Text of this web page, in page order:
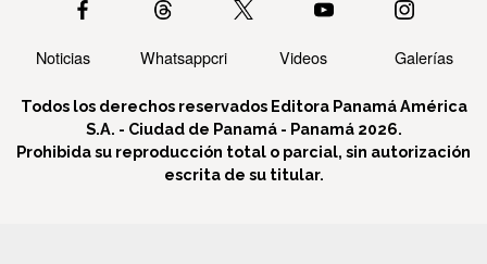
Noticias Whatsappcri Videos Galerías
Todos los derechos reservados Editora Panamá América
S.A. - Ciudad de Panamá - Panamá 2026.
Prohibida su reproducción total o parcial, sin autorización
escrita de su titular.